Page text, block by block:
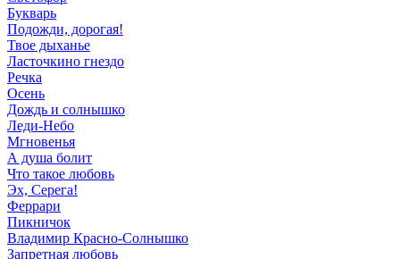
Букварь
Подожди, дорогая!
Твое дыханье
Ласточкино гнездо
Речка
Осень
Дождь и солнышко
Леди-Небо
Мгновенья
А душа болит
Что такое любовь
Эх, Серега!
Феррари
Пикничок
Владимир Красно-Солнышко
Запретная любовь